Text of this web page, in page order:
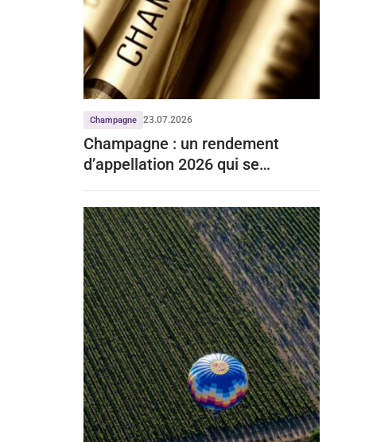
Champagne 23.07.2026
Champagne : un rendement
d’appellation 2026 qui se